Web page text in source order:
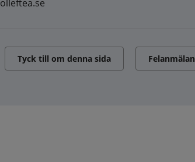
Tyck till om denna sida Felanmälan